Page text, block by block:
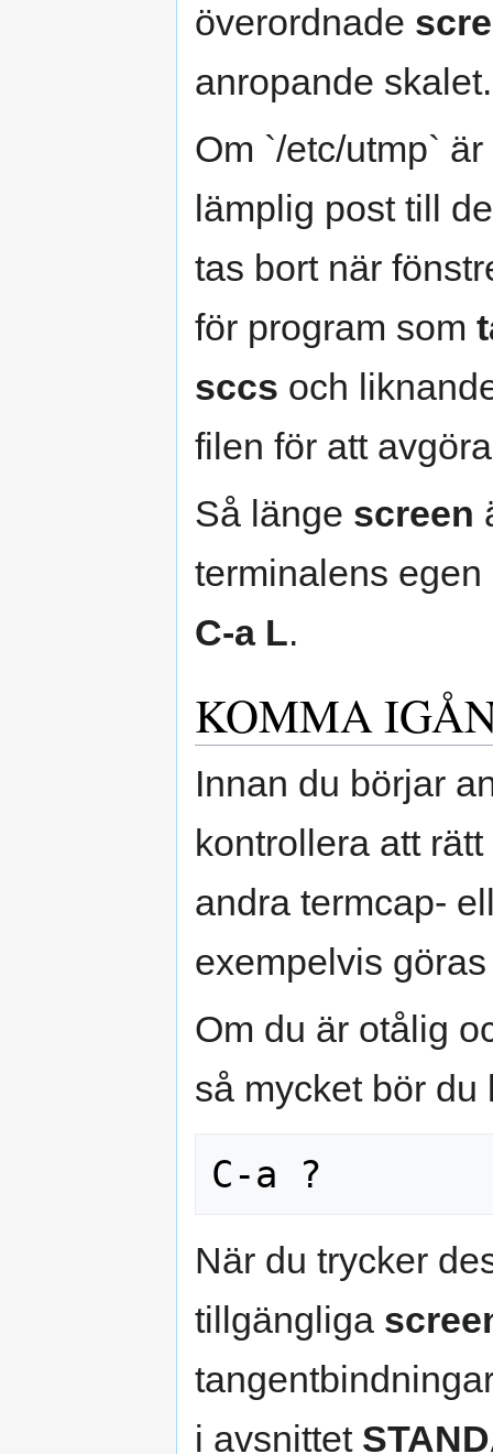
överordnade
anropande skalet.
Om `/etc/utmp`
lämplig post till
tas bort när
för program som
sccs och
filen för att
Så länge screen
terminalens
C-a L.
KOMMA
Innan du börjar
kontrollera att
andra termcap-
exempelvis
Om du är otålig
så mycket bör du
När du trycker
tillgängliga
i avsnittet